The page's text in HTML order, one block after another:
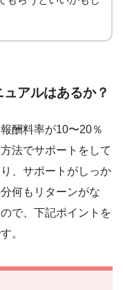
アルはあるか？
酬料率が10〜20％
法でサポートをして
、サポートがしっか
何もリターンがな
で、下記ポイントを
。